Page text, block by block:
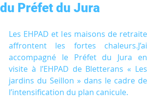
du Préfet du Jura
Les EHPAD et les maisons de retraite
affrontent les fortes chaleurs.J’ai
accompagné le Préfet du Jura en
visite à l’EHPAD de Bletterans « Les
jardins du Seillon » dans le cadre de
l’intensification du plan canicule.